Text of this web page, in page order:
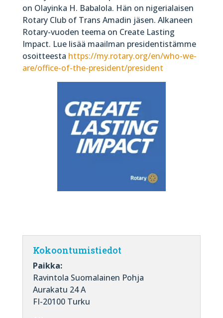
on Olayinka H. Babalola. Hän on nigerialaisen
Rotary Club of Trans Amadin jäsen. Alkaneen
Rotary-vuoden teema on Create Lasting
Impact. Lue lisää maailman presidentistämme
osoitteesta https://my.rotary.org/en/who-we-
are/office-of-the-president/president
Kokoontumistiedot
Paikka:
Ravintola Suomalainen Pohja
Aurakatu 24 A
FI-20100 Turku